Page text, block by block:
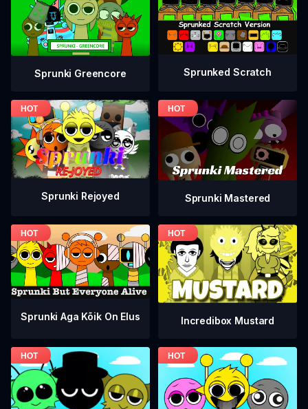
Sprunki Greencore Sprunked Scratch
Sprunki Rejoyed Sprunki Mastered
Sprunki Aga Kõik On Elus Incredibox Mustard